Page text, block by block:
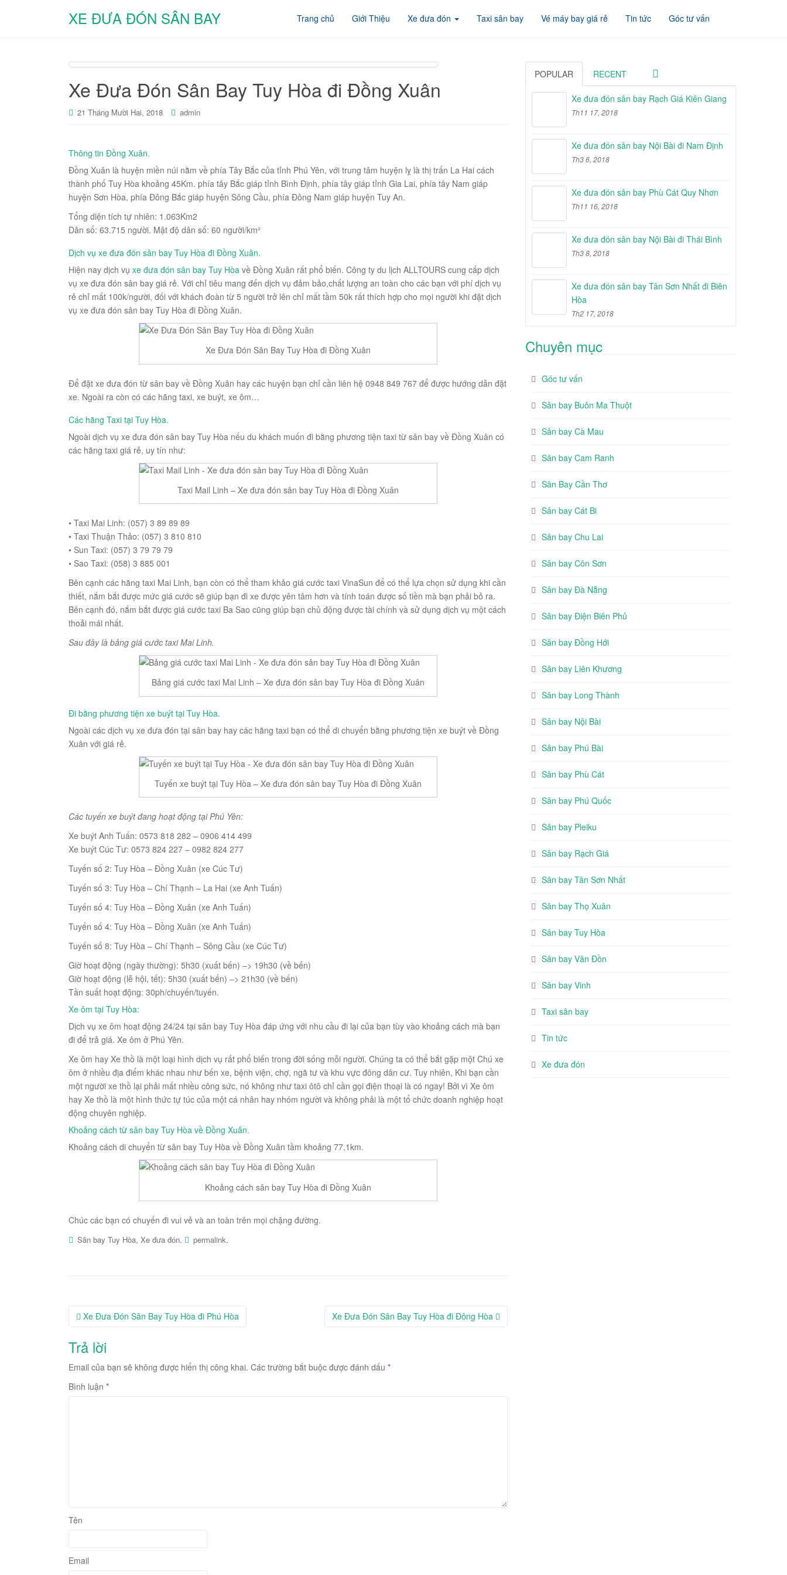
XE ĐƯA ĐÓN SÂN BAY Trang chủ Giới Thiệu Xe đưa đón Taxi sân bay Vé máy bay giá rẻ Tin tức Góc tư vấn
Xe Đưa Đón Sân Bay Tuy Hòa đi Đồng Xuân
21 Tháng Mười Hai, 2018 admin
Thông tin Đồng Xuân.
Đồng Xuân là huyện miền núi nằm về phía Tây Bắc của tỉnh Phú Yên, với trung tâm huyện lỵ là thị trấn La Hai cách
thành phố Tuy Hòa khoảng 45Km. phía tây Bắc giáp tỉnh Bình Định, phía tây giáp tỉnh Gia Lai, phía tây Nam giáp
huyện Sơn Hòa, phía Đông Bắc giáp huyện Sông Cầu, phía Đông Nam giáp huyện Tuy An.
Tổng diện tích tự nhiên: 1.063Km2
Dân số: 63.715 người. Mật độ dân số: 60 người/km²
Dịch vụ xe đưa đón sân bay Tuy Hòa đi Đồng Xuân.
Hiện nay dịch vụ xe đưa đón sân bay Tuy Hòa về Đồng Xuân rất phổ biến. Công ty du lịch ALLTOURS cung cấp dịch
vụ xe đưa đón sân bay giá rẻ. Với chỉ tiêu mang đến dịch vụ đảm bảo,chất lượng an toàn cho các bạn với phí dịch vụ
rẻ chỉ mất 100k/người, đối với khách đoàn từ 5 người trở lên chỉ mất tầm 50k rất thích hợp cho mọi người khi đặt dịch
vụ xe đưa đón sân bay Tuy Hòa đi Đồng Xuân.
Xe Đưa Đón Sân Bay Tuy Hòa đi Đồng Xuân
Để đặt xe đưa đón từ sân bay về Đồng Xuân hay các huyện bạn chỉ cần liên hệ 0948 849 767 để được hướng dẫn đặt
xe. Ngoài ra còn có các hãng taxi, xe buýt, xe ôm…
Các hãng Taxi tại Tuy Hòa.
Ngoài dịch vụ xe đưa đón sân bay Tuy Hòa nếu du khách muốn đi bằng phương tiện taxi từ sân bay về Đồng Xuân có
các hãng taxi giá rẻ, uy tín như:
Taxi Mail Linh – Xe đưa đón sân bay Tuy Hòa đi Đồng Xuân
• Taxi Mai Linh: (057) 3 89 89 89
• Taxi Thuận Thảo: (057) 3 810 810
• Sun Taxi: (057) 3 79 79 79
• Sao Taxi: (058) 3 885 001
Bên cạnh các hãng taxi Mai Linh, bạn còn có thể tham khảo giá cước taxi VinaSun để có thể lựa chọn sử dụng khi cần
thiết, nắm bắt được mức giá cước sẽ giúp bạn đi xe được yên tâm hơn và tính toán được số tiền mà bạn phải bỏ ra.
Bên cạnh đó, nắm bắt được giá cước taxi Ba Sao cũng giúp bạn chủ động được tài chính và sử dụng dịch vụ một cách
thoải mái nhất.
Sau đây là bảng giá cước taxi Mai Linh.
Bảng giá cước taxi Mai Linh – Xe đưa đón sân bay Tuy Hòa đi Đồng Xuân
Đi bằng phương tiện xe buýt tại Tuy Hòa.
Ngoài các dịch vụ xe đưa đón tại sân bay hay các hãng taxi bạn có thể di chuyển bằng phương tiện xe buýt về Đồng
Xuân với giá rẻ.
Tuyến xe buýt tại Tuy Hòa – Xe đưa đón sân bay Tuy Hòa đi Đồng Xuân
Các tuyến xe buýt đang hoạt động tại Phú Yên:
Xe buýt Anh Tuấn: 0573 818 282 – 0906 414 499
Xe buýt Cúc Tư: 0573 824 227 – 0982 824 277
Tuyến số 2: Tuy Hòa – Đồng Xuân (xe Cúc Tư)
Tuyến số 3: Tuy Hòa – Chí Thạnh – La Hai (xe Anh Tuấn)
Tuyến số 4: Tuy Hòa – Đồng Xuân (xe Anh Tuấn)
Tuyến số 4: Tuy Hòa – Đồng Xuân (xe Anh Tuấn)
Tuyến số 8: Tuy Hòa – Chí Thạnh – Sông Cầu (xe Cúc Tư)
Giờ hoạt động (ngày thường): 5h30 (xuất bến) –> 19h30 (về bến)
Giờ hoạt động (lễ hội, tết): 5h30 (xuất bến) –> 21h30 (về bến)
Tần suất hoạt động: 30ph/chuyến/tuyến.
Xe ôm tại Tuy Hòa:
Dịch vụ xe ôm hoạt động 24/24 tại sân bay Tuy Hòa đáp ứng với nhu cầu đi lại của bạn tùy vào khoảng cách mà bạn
đi để trả giá. Xe ôm ở Phú Yên.
Xe ôm hay Xe thồ là một loại hình dịch vụ rất phổ biến trong đời sống mỗi người. Chúng ta có thể bắt gặp một Chú xe
ôm ở nhiều địa điểm khác nhau như bến xe, bệnh viện, chợ, ngã tư và khu vực đông dân cư. Tuy nhiên, Khi bạn cần
một người xe thồ lại phải mất nhiều công sức, nó không như taxi ôtô chỉ cần gọi điện thoại là có ngay! Bởi vì Xe ôm
hay Xe thồ là một hình thức tự túc của một cá nhân hay nhóm người và không phải là một tổ chức doanh nghiệp hoạt
động chuyên nghiệp.
Khoảng cách từ sân bay Tuy Hòa về Đồng Xuân.
Khoảng cách di chuyển từ sân bay Tuy Hòa về Đồng Xuân tầm khoảng 77,1km.
Khoảng cách sân bay Tuy Hòa đi Đồng Xuân
Chúc các bạn có chuyến đi vui vẻ và an toàn trên mọi chặng đường.
Sân bay Tuy Hòa, Xe đưa đón. permalink.
Post
Xe Đưa Đón Sân Bay Tuy Hòa đi Phú Hòa Xe Đưa Đón Sân Bay Tuy Hòa đi Đông Hòa
Trả lời
Email của bạn sẽ không được hiển thị công khai. Các trường bắt buộc được đánh dấu *
Bình luận *
Tên
Email
POPULAR RECENT
Xe đưa đón sân bay Rạch Giá Kiên Giang
Th11 17, 2018
Xe đưa đón sân bay Nội Bài đi Nam Định
Th3 6, 2018
Xe đưa đón sân bay Phù Cát Quy Nhơn
Th11 16, 2018
Xe đưa đón sân bay Nội Bài đi Thái Bình
Th3 8, 2018
Xe đưa đón sân bay Tân Sơn Nhất đi Biên
Hòa
Th2 17, 2018
Chuyên mục
Góc tư vấn
Sân bay Buôn Ma Thuột
Sân bay Cà Mau
Sân bay Cam Ranh
Sân Bay Cần Thơ
Sân bay Cát Bi
Sân bay Chu Lai
Sân bay Côn Sơn
Sân bay Đà Nẵng
Sân bay Điện Biên Phủ
Sân bay Đồng Hới
Sân bay Liên Khương
Sân bay Long Thành
Sân bay Nội Bài
Sân bay Phú Bài
Sân bay Phù Cát
Sân bay Phú Quốc
Sân bay Pleiku
Sân bay Rạch Giá
Sân bay Tân Sơn Nhất
Sân bay Thọ Xuân
Sân bay Tuy Hòa
Sân bay Vân Đồn
Sân bay Vinh
Taxi sân bay
Tin tức
Xe đưa đón